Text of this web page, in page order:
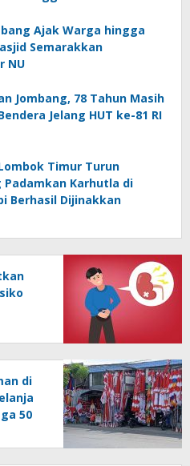
Ajak Warga hingga
Semarakkan
NU
Jombang, 78 Tahun Masih
Jelang HUT ke-81 RI
Timur Turun
Padamkan Karhutla di
Berhasil Dijinakkan
di
50